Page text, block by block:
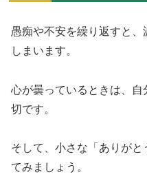
愚痴や不安を繰り返すと
しまいます。
心が曇っているときは、
切です。
そして、小さな「ありが
てみましょう。